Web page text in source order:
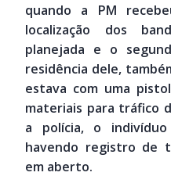
quando a PM
localização dos
planejada e o
residência dele,
estava com uma
materiais para tráfico
a polícia, o
havendo registro de
em aberto.